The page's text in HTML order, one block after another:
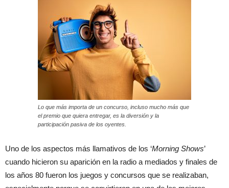
Lo que más importa de un concurso, incluso mucho más que
el premio que quiera entregar, es la diversión y la
participación pasiva de los oyentes.
Uno de los aspectos más llamativos de los ‘Morning Shows’
cuando hicieron su aparición en la radio a mediados y finales de
los años 80 fueron los juegos y concursos que se realizaban,